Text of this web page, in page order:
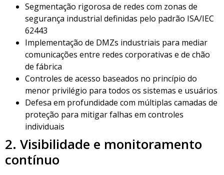
Segmentação rigorosa de redes com zonas de
segurança industrial definidas pelo padrão ISA/IEC
62443
Implementação de DMZs industriais para mediar
comunicações entre redes corporativas e de chão
de fábrica
Controles de acesso baseados no princípio do
menor privilégio para todos os sistemas e usuários
Defesa em profundidade com múltiplas camadas de
proteção para mitigar falhas em controles
individuais
2. Visibilidade e monitoramento
contínuo